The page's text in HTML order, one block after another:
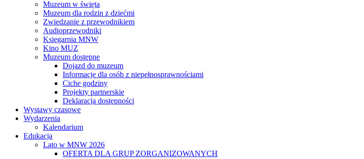
Muzeum w święta
Muzeum dla rodzin z dziećmi
Zwiedzanie z przewodnikiem
Audioprzewodniki
Księgarnia MNW
Kino MUZ
Muzeum dostępne
Dojazd do muzeum
Informacje dla osób z niepełnosprawnościami
Ciche godziny
Projekty partnerskie
Deklaracja dostępności
Wystawy czasowe
Wydarzenia
Kalendarium
Edukacja
Lato w MNW 2026
OFERTA DLA GRUP ZORGANIZOWANYCH